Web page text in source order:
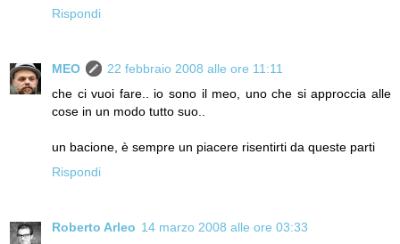
Rispondi
MEO
22 febbraio 2008 alle ore 11:11
che ci vuoi fare.. io sono il meo, uno che si approccia alle
cose in un modo tutto suo..
un bacione, è sempre un piacere risentirti da queste parti
Rispondi
Roberto Arleo 14 marzo 2008 alle ore 03:33